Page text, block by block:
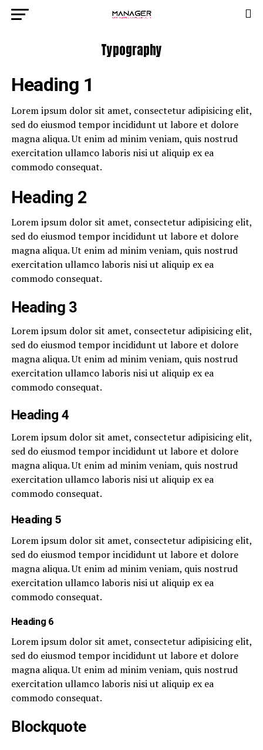
Typography
Heading 1
Lorem ipsum dolor sit amet, consectetur adipisicing elit,
sed do eiusmod tempor incididunt ut labore et dolore
magna aliqua. Ut enim ad minim veniam, quis nostrud
exercitation ullamco laboris nisi ut aliquip ex ea
commodo consequat.
Heading 2
Lorem ipsum dolor sit amet, consectetur adipisicing elit,
sed do eiusmod tempor incididunt ut labore et dolore
magna aliqua. Ut enim ad minim veniam, quis nostrud
exercitation ullamco laboris nisi ut aliquip ex ea
commodo consequat.
Heading 3
Lorem ipsum dolor sit amet, consectetur adipisicing elit,
sed do eiusmod tempor incididunt ut labore et dolore
magna aliqua. Ut enim ad minim veniam, quis nostrud
exercitation ullamco laboris nisi ut aliquip ex ea
commodo consequat.
Heading 4
Lorem ipsum dolor sit amet, consectetur adipisicing elit,
sed do eiusmod tempor incididunt ut labore et dolore
magna aliqua. Ut enim ad minim veniam, quis nostrud
exercitation ullamco laboris nisi ut aliquip ex ea
commodo consequat.
Heading 5
Lorem ipsum dolor sit amet, consectetur adipisicing elit,
sed do eiusmod tempor incididunt ut labore et dolore
magna aliqua. Ut enim ad minim veniam, quis nostrud
exercitation ullamco laboris nisi ut aliquip ex ea
commodo consequat.
Heading 6
Lorem ipsum dolor sit amet, consectetur adipisicing elit,
sed do eiusmod tempor incididunt ut labore et dolore
magna aliqua. Ut enim ad minim veniam, quis nostrud
exercitation ullamco laboris nisi ut aliquip ex ea
commodo consequat.
Blockquote